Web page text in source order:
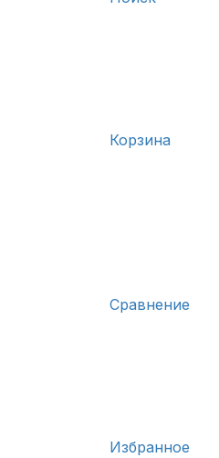
Корзина
Сравнение
Избранное